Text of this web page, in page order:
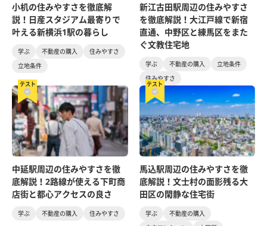
小机の住みやすさを徹底解
説！日産スタジアム最寄りで
叶える新横浜1駅の暮らし
学ぶ 不動産の購入
住みやすさ
立地条件
新江古田駅周辺の住みやすさ
を徹底解説！大江戸線で新宿
直通、中野区と練馬区をまた
ぐ文教住宅地
学ぶ 不動産の購入
立地条件
住みやすさ
テスト
中延駅周辺の住みやすさを徹
底解説！2路線が使える下町商
店街と都心アクセスの良さ
学ぶ 不動産の購入 住みやすさ
テスト
馬込駅周辺の住みやすさを徹
底解説！文士村の面影残る大
田区の閑静な住宅街
学ぶ
不動産の購入